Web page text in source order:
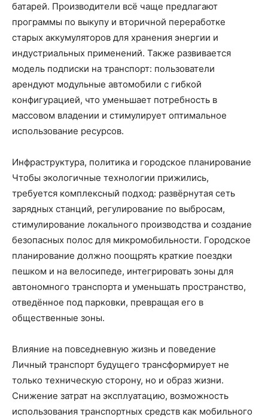
батарей. Производители всё чаще предлагают
программы по выкупу и вторичной переработке
старых аккумуляторов для хранения энергии и
индустриальных применений. Также развивается
модель подписки на транспорт: пользователи
арендуют модульные автомобили с гибкой
конфигурацией, что уменьшает потребность в
массовом владении и стимулирует оптимальное
использование ресурсов.
Инфраструктура, политика и городское планирование
Чтобы экологичные технологии прижились,
требуется комплексный подход: развёрнутая сеть
зарядных станций, регулирование по выбросам,
стимулирование локального производства и создание
безопасных полос для микромобильности. Городское
планирование должно поощрять краткие поездки
пешком и на велосипеде, интегрировать зоны для
автономного транспорта и уменьшать пространство,
отведённое под парковки, превращая его в
общественные зоны.
Влияние на повседневную жизнь и поведение
Личный транспорт будущего трансформирует не
только техническую сторону, но и образ жизни.
Снижение затрат на эксплуатацию, возможность
использования транспортных средств как мобильного